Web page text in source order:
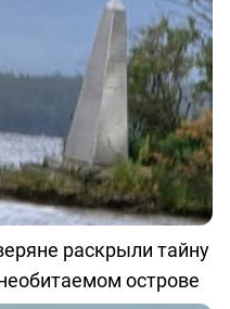
раскрыли тайну
острове